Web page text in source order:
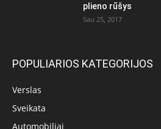
plieno rūšys
Sau 25, 2017
POPULIARIOS KATEGORIJOS
Verslas
Sveikata
Automobiliai